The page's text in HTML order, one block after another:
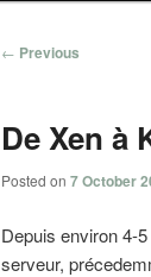
Post
← Previous
De Xen à
Posted on 7 October
Depuis environ 4-
serveur,